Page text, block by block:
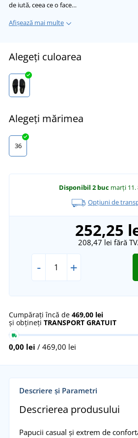
de iută, ceea ce o face…
Afișează mai multe
Alegeți culoarea
Alegeți mărimea
36
Disponibil 2 buc marți 11.
Opțiuni de
252,25
208,47 lei fără
- +
Cumpărați încă de 469,00 lei
și obțineți TRANSPORT GRATUIT
0,00 lei / 469,00 lei
Descriere și Parametri
Descrierea produsului
Papucii casual și extrem de